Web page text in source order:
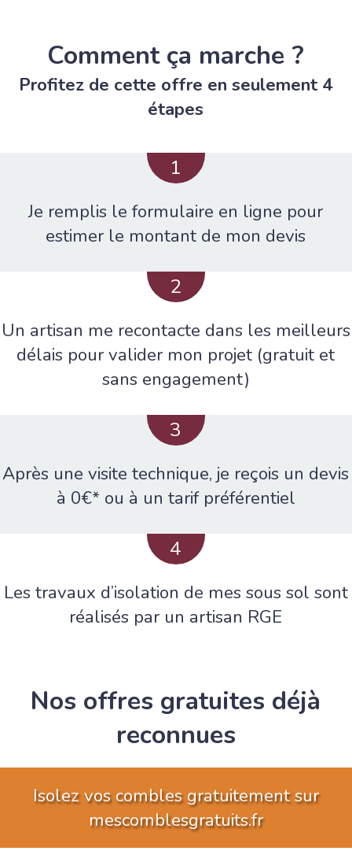
Comment ça marche ?
Profitez de cette offre en seulement 4
étapes
1
Je remplis le formulaire en ligne pour
estimer le montant de mon devis
2
Un artisan me recontacte dans les meilleurs
délais pour valider mon projet (gratuit et
sans engagement)
3
Après une visite technique, je reçois un devis
à 0€* ou à un tarif préférentiel
4
Les travaux d’isolation de mes sous sol sont
réalisés par un artisan RGE
Nos offres gratuites déjà
reconnues
Isolez vos combles gratuitement sur
mescomblesgratuits.fr